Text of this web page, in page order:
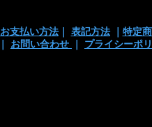
お支払い方法｜ 表記方法｜ 特定
お問い合わせ プライシーポ